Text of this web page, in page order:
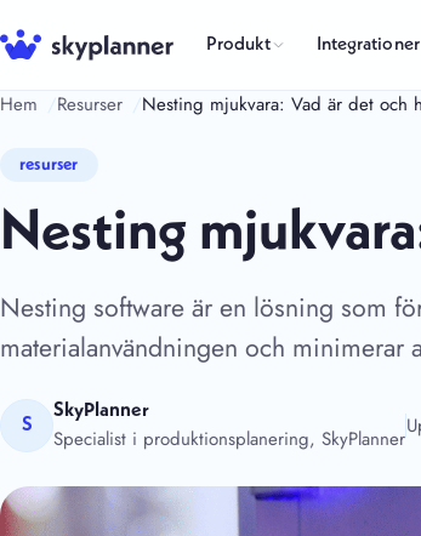
till
innehåll
Produkt Integrationer
Hem Resurser Nesting mjukvara: Vad är det och
resurser
Nesting
Nesting software är en lösning som
materialanvändningen och minimerar
S
SkyPlanner
Specialist i produktionsplanering, SkyPlanner